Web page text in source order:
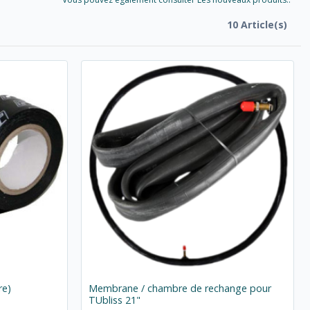
10 Article(s)
Membrane / chambre de rechange pour
TUbliss 21"